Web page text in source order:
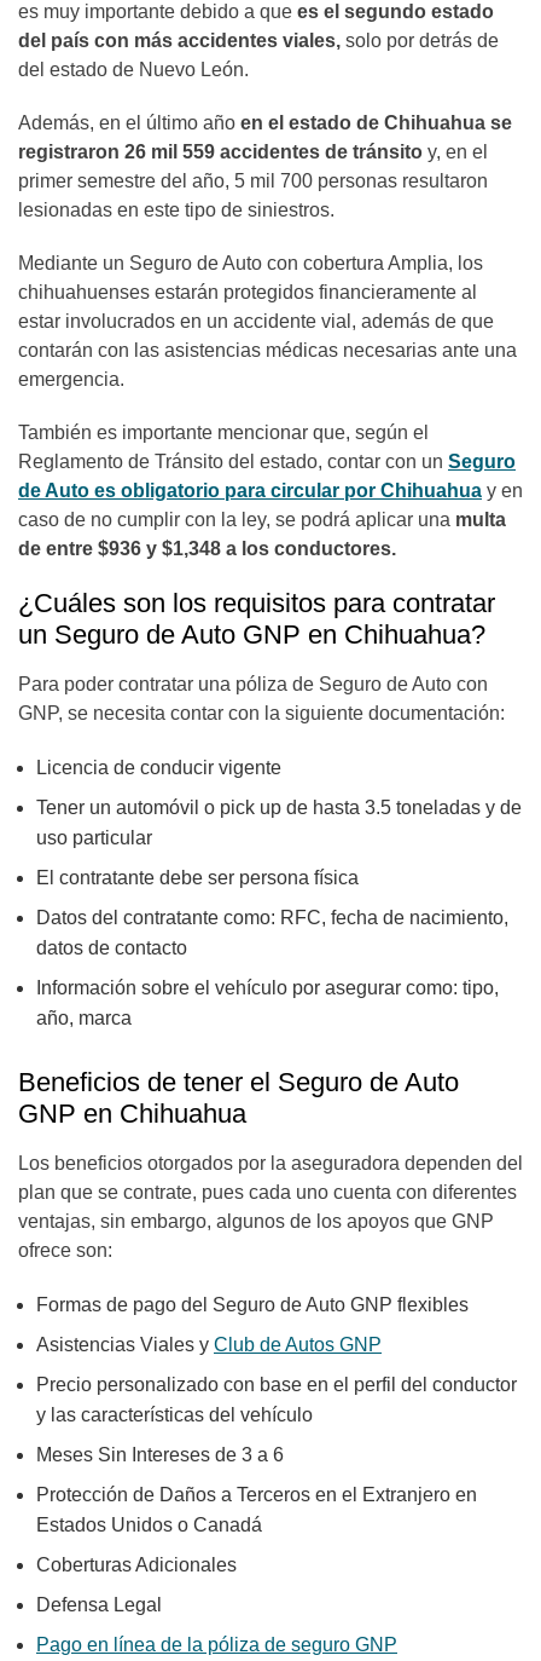
es muy importante debido a que es el segundo estado
del país con más accidentes viales, solo por detrás de
del estado de Nuevo León.
Además, en el último año en el estado de Chihuahua se
registraron 26 mil 559 accidentes de tránsito y, en el
primer semestre del año, 5 mil 700 personas resultaron
lesionadas en este tipo de siniestros.
Mediante un Seguro de Auto con cobertura Amplia, los
chihuahuenses estarán protegidos financieramente al
estar involucrados en un accidente vial, además de que
contarán con las asistencias médicas necesarias ante una
emergencia.
También es importante mencionar que, según el
Reglamento de Tránsito del estado, contar con un Seguro
de Auto es obligatorio para circular por Chihuahua y en
caso de no cumplir con la ley, se podrá aplicar una multa
de entre $936 y $1,348 a los conductores.
¿Cuáles son los requisitos para contratar
un Seguro de Auto GNP en Chihuahua?
Para poder contratar una póliza de Seguro de Auto con
GNP, se necesita contar con la siguiente documentación:
Licencia de conducir vigente
Tener un automóvil o pick up de hasta 3.5 toneladas y de
uso particular
El contratante debe ser persona física
Datos del contratante como: RFC, fecha de nacimiento,
datos de contacto
Información sobre el vehículo por asegurar como: tipo,
año, marca
Beneficios de tener el Seguro de Auto
GNP en Chihuahua
Los beneficios otorgados por la aseguradora dependen del
plan que se contrate, pues cada uno cuenta con diferentes
ventajas, sin embargo, algunos de los apoyos que GNP
ofrece son:
Formas de pago del Seguro de Auto GNP flexibles
Asistencias Viales y Club de Autos GNP
Precio personalizado con base en el perfil del conductor
y las características del vehículo
Meses Sin Intereses de 3 a 6
Protección de Daños a Terceros en el Extranjero en
Estados Unidos o Canadá
Coberturas Adicionales
Defensa Legal
Pago en línea de la póliza de seguro GNP